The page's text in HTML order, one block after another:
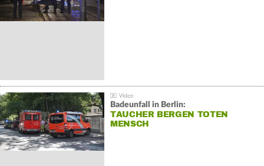
Badeunfall in Berlin:
TAUCHER BERGEN TOTEN
MENSCH